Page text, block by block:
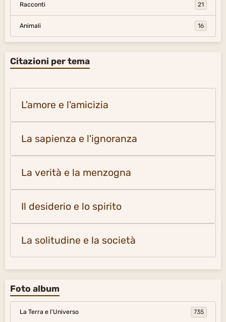
Racconti 21
Animali 16
Citazioni per tema
L'amore e l'amicizia
La sapienza e l'ignoranza
La verità e la menzogna
Il desiderio e lo spirito
La solitudine e la società
Foto album
La Terra e l'Universo 735